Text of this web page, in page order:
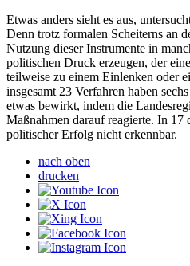
Etwas anders sieht es aus,
Denn trotz formalen Scheiterns an
Nutzung dieser Instrumente in
politischen Druck erzeugen, der
teilweise zu einem Einlenken oder
insgesamt 23 Verfahren haben
etwas bewirkt, indem die
Maßnahmen darauf reagierte. In 17
politischer Erfolg nicht
nach oben
drucken